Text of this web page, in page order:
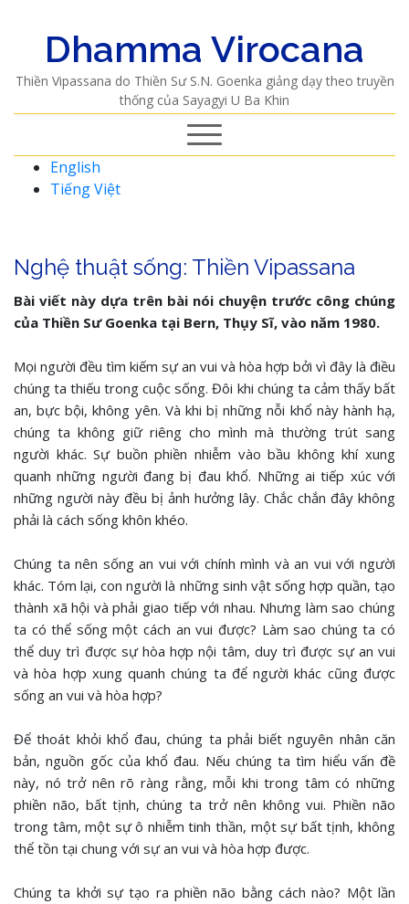
Dhamma Virocana
Thiền Vipassana do Thiền Sư S.N. Goenka giảng dạy theo truyền
thống của Sayagyi U Ba Khin
English
Tiếng Việt
Nghệ thuật sống: Thiền Vipassana
Bài viết này dựa trên bài nói chuyện trước công chúng
của Thiền Sư Goenka tại Bern, Thụy Sĩ, vào năm 1980.
Mọi người đều tìm kiếm sự an vui và hòa hợp bởi vì đây là điều
chúng ta thiếu trong cuộc sống. Đôi khi chúng ta cảm thấy bất
an, bực bội, không yên. Và khi bị những nỗi khổ này hành hạ,
chúng ta không giữ riêng cho mình mà thường trút sang
người khác. Sự buồn phiền nhiễm vào bầu không khí xung
quanh những người đang bị đau khổ. Những ai tiếp xúc với
những người này đều bị ảnh hưởng lây. Chắc chắn đây không
phải là cách sống khôn khéo.
Chúng ta nên sống an vui với chính mình và an vui với người
khác. Tóm lại, con người là những sinh vật sống hợp quần, tạo
thành xã hội và phải giao tiếp với nhau. Nhưng làm sao chúng
ta có thể sống một cách an vui được? Làm sao chúng ta có
thể duy trì được sự hòa hợp nội tâm, duy trì được sự an vui
và hòa hợp xung quanh chúng ta để người khác cũng được
sống an vui và hòa hợp?
Để thoát khỏi khổ đau, chúng ta phải biết nguyên nhân căn
bản, nguồn gốc của khổ đau. Nếu chúng ta tìm hiểu vấn đề
này, nó trở nên rõ ràng rằng, mỗi khi trong tâm có những
phiền não, bất tịnh, chúng ta trở nên không vui. Phiền não
trong tâm, một sự ô nhiễm tinh thần, một sự bất tịnh, không
thể tồn tại chung với sự an vui và hòa hợp được.
Chúng ta khởi sự tạo ra phiền não bằng cách nào? Một lần